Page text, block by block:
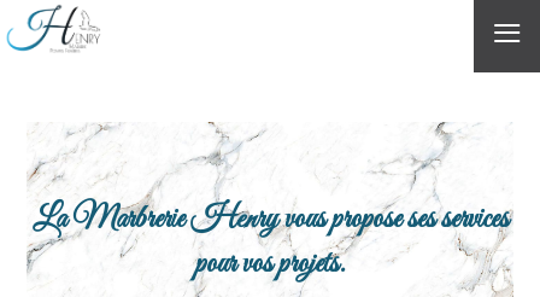
≡
La Marbrerie Henry vous propose ses services
pour vos projets.